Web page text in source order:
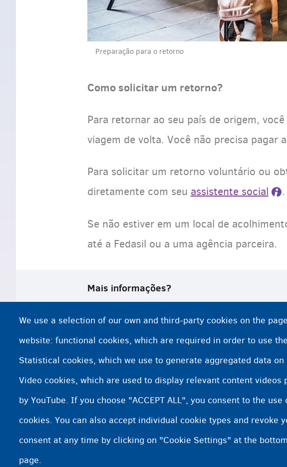
Preparação para o retorno
Como solicitar um retorno?
Para retornar ao seu país de origem,
viagem de volta. Você não precisa pagar
Para solicitar um retorno voluntário ou
diretamente com seu assistente social .
Se não estiver em um local de
até a Fedasil ou a uma agência parceira.
Mais informações?
Prorrogação de acolhimento e opções de retorno
Balcões de retorno
We use a selection of our own and third-party cookies on the
website: functional cookies, which are required in order to use
Statistical cookies, which we use to generate aggregated data on
Video cookies, which are used to display relevant content videos
by YouTube. If you choose "ACCEPT ALL", you consent to the use
cookies. You can also accept individual cookie types and revoke
consent at any time by clicking on "Cookie Settings" at the
page.
Footer
Cookie